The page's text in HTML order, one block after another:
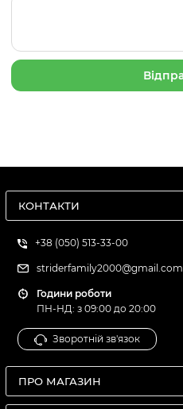
КОНТАКТИ
+38 (050) 513-33-00
striderfamily2000@gmail.com
Години роботи
ПН-НД: з 09:00 до 20:00
Зворотній зв'язок
ПРО МАГАЗИН